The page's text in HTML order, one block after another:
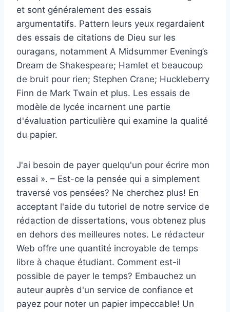
et sont généralement des essais
argumentatifs. Pattern leurs yeux regardaient
des essais de citations de Dieu sur les
ouragans, notamment A Midsummer Evening’s
Dream de Shakespeare; Hamlet et beaucoup
de bruit pour rien; Stephen Crane; Huckleberry
Finn de Mark Twain et plus. Les essais de
modèle de lycée incarnent une partie
d'évaluation particulière qui examine la qualité
du papier.
J'ai besoin de payer quelqu'un pour écrire mon
essai ». – Est-ce la pensée qui a simplement
traversé vos pensées? Ne cherchez plus! En
acceptant l'aide du tutoriel de notre service de
rédaction de dissertations, vous obtenez plus
en dehors des meilleures notes. Le rédacteur
Web offre une quantité incroyable de temps
libre à chaque étudiant. Comment est-il
possible de payer le temps? Embauchez un
auteur auprès d'un service de confiance et
payez pour noter un papier impeccable! Un